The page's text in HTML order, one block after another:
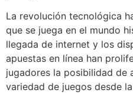
La revolución tecnológica
que se juega en el mundo
llegada de internet y los
apuestas en línea han
jugadores la posibilidad de
variedad de juegos desde